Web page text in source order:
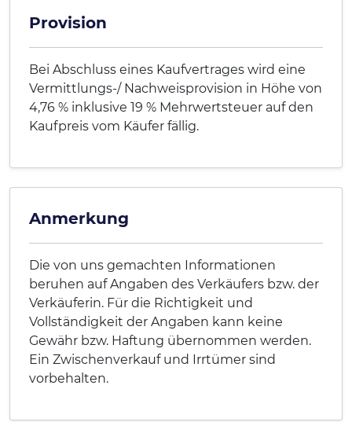
Provision
Bei Abschluss eines Kaufvertrages wird eine
Vermittlungs-/ Nachweisprovision in Höhe von
4,76 % inklusive 19 % Mehrwertsteuer auf den
Kaufpreis vom Käufer fällig.
Anmerkung
Die von uns gemachten Informationen
beruhen auf Angaben des Verkäufers bzw. der
Verkäuferin. Für die Richtigkeit und
Vollständigkeit der Angaben kann keine
Gewähr bzw. Haftung übernommen werden.
Ein Zwischenverkauf und Irrtümer sind
vorbehalten.